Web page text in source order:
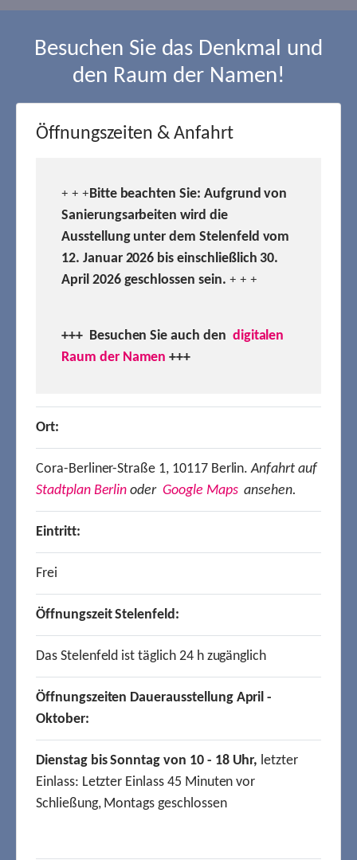
Besuchen Sie das Denkmal und
den Raum der Namen!
Öffnungszeiten & Anfahrt
+ + +Bitte beachten Sie: Aufgrund von
Sanierungsarbeiten wird die
Ausstellung unter dem Stelenfeld vom
12. Januar 2026 bis einschließlich 30.
April 2026 geschlossen sein. + + +
+++ Besuchen Sie auch den digitalen
Raum der Namen +++
Ort:
Cora-Berliner-Straße 1, 10117 Berlin.Anfahrt auf
Stadtplan Berlin oder Google Mapsansehen.
Eintritt:
Frei
Öffnungszeit Stelenfeld:
Das Stelenfeld ist täglich 24 h zugänglich
Öffnungszeiten Dauerausstellung April -
Oktober:
Dienstag bis Sonntag von 10 - 18 Uhr, letzter
Einlass: Letzter Einlass 45 Minuten vor
Schließung, Montags geschlossen